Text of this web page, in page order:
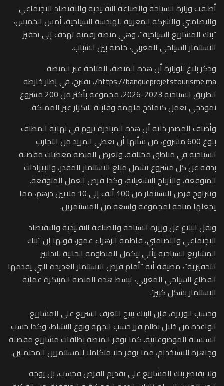
أطلقت وزارة السياحة والصناعة التقليدية والاقتصاد الاجتماعي
والتضامني والشركة المغربية للهندسة السياحية، أمس الخميس،
“بنك المشاريع السياحية”، وهي منصة رقمية تهدف إلى تحفيز
الاستثمار السياحي المغربي، خاصة بين الشباب.
وذكر بلاغ للوزارة أن هذه المنصة، المتاحة عبر المنصة
https://banqueprojetstourisme.ma/، تقترح، في إطار خارطة
الطريق السياحية 2023-2026، مجموعة بأكثر من 200 مشروع
نموذجي تعمل كنماذج ملهمة وقابلة للتكرار عبر المملكة.
وأضاف المصدر ذاته أن هذه المبادرة تروم في نهاية المطاف
بلوغ 600 مشروع، من شأنها أن تغطي المزيد من التجارب
السياحية في مناطق مختلفة. وتعرض المنصة معطيات مفصلة
بدقة عن كل مشروع تشمل مبلغ الاستثمار المقدر، والإيرادات
المتوقعة، والأرباح التشغيلية، وكذا فرص العمل المتوقعة.
وتتراوح فرص الاستثمار من 100 ألف إلى 10 ملايين درهم، مما
يجعلها متاحة لمجموعة واسعة من المستثمرين.
ونقل البلاغ عن وزيرة السياحة والصناعة التقليدية والاقتصاد
الاجتماعي والتضامني، فاطمة الزهراء عمور، قولها إن “بنك
المشاريع السياحية يأتي ليكمل المنظومة الحالية للتدابير
التحفيزية”، مضيفة أنه “أمام فرص الاستثمار العديدة التي يقدمها
القطاع السياحي المغربي، تبسط هذه المنصة المبتكرة عملية
الاستثمار بشكل كبير”.
وحسب الوزيرة، فإن البنك يتيح التعرف السريع على المشاريع
الواعدة من خلال نظام فرز حسب الجهة ونوع النشاط، وكذا حسب
السلسلة الموضوعاتية. كما توفر المنصة بطاقات مشاريع مفصلة
وجاهزة للاستخدام، مما يوفر حلا متكاملا للمستثمرين المحتملين.
ولا يقتصر بنك المشاريع على تقديم الفرص فحسب، بل يوجه